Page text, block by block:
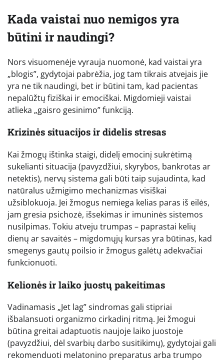
Kada vaistai nuo nemigos yra
būtini ir naudingi?
Nors visuomenėje vyrauja nuomonė, kad vaistai yra
„blogis”, gydytojai pabrėžia, jog tam tikrais atvejais jie
yra ne tik naudingi, bet ir būtini tam, kad pacientas
nepalūžtų fiziškai ir emociškai. Migdomieji vaistai
atlieka „gaisro gesinimo” funkciją.
Krizinės situacijos ir didelis stresas
Kai žmogų ištinka staigi, didelį emocinį sukrėtimą
sukelianti situacija (pavyzdžiui, skyrybos, bankrotas ar
netektis), nervų sistema gali būti taip sujaudinta, kad
natūralus užmigimo mechanizmas visiškai
užsiblokuoja. Jei žmogus nemiega kelias paras iš eilės,
jam gresia psichozė, išsekimas ir imuninės sistemos
nusilpimas. Tokiu atveju trumpas – paprastai kelių
dienų ar savaitės – migdomųjų kursas yra būtinas, kad
smegenys gautų poilsio ir žmogus galėtų adekvačiai
funkcionuoti.
Kelionės ir laiko juostų pakeitimas
Vadinamasis „Jet lag” sindromas gali stipriai
išbalansuoti organizmo cirkadinį ritmą. Jei žmogui
būtina greitai adaptuotis naujoje laiko juostoje
(pavyzdžiui, dėl svarbių darbo susitikimų), gydytojai gali
rekomenduoti melatonino preparatus arba trumpo